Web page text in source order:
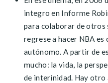
integro en Informe
para colaborar de otros
regrese a hacer NBA es
autónomo. A partir de
mucho: la vida, la
de interinidad. Hay otro